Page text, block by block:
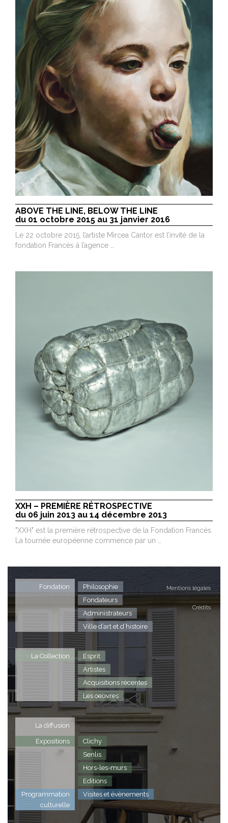
ABOVE THE LINE, BELOW THE LINE
du 01 octobre 2015 au 31 janvier 2016
Le 22 octobre 2015, l’artiste Mircea Cantor est l’invité de la
fondation Francès à l’agence …
XXH – PREMIÈRE RÉTROSPECTIVE
du 06 juin 2013 au 14 décembre 2013
"XXH" est la première rétrospective de la Fondation Francès.
La tournée européenne commence par un …
Mentions légales
Crédits
Fondation
Philosophie
Fondateurs
Administrateurs
Ville d’art et d’histoire
La Collection
Esprit
Artistes
Acquisitions récentes
Les oeuvres
La diffusion
Expositions
Clichy
Senlis
Hors-les-murs
Editions
Programmation
culturelle
Visites et évènements